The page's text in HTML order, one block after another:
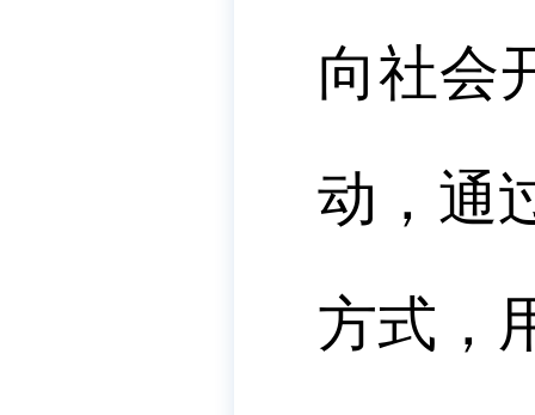
向社会
动，通
方式，